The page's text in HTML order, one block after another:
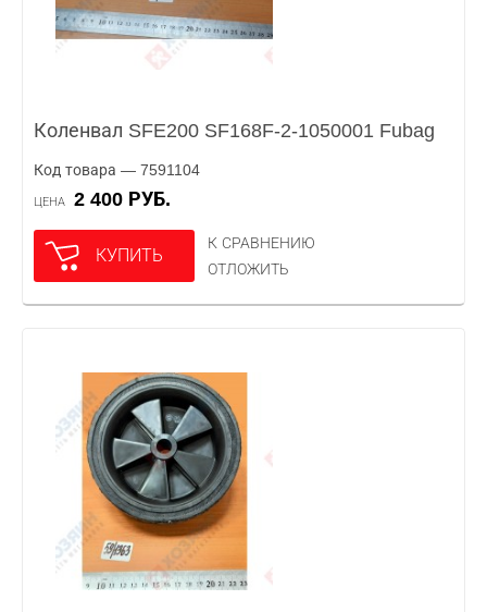
Коленвал SFE200 SF168F-2-1050001 Fubag
Код товара — 7591104
ЦЕНА 2 400 РУБ.
КУПИТЬ
К СРАВНЕНИЮ
ОТЛОЖИТЬ